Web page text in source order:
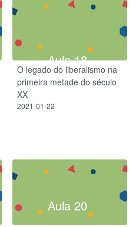
Aula 18
O legado do liberalismo na
primeira metade do século
XX
2021-01-22
Aula 20